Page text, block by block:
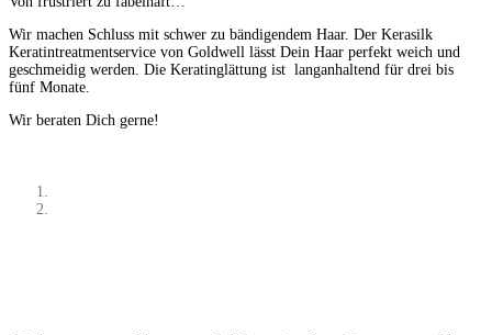
Wir machen Schluss mit schwer zu bändigendem Haar. Der Kerasilk
Keratintreatmentservice von Goldwell lässt Dein Haar perfekt weich und
geschmeidig werden. Die Keratinglättung ist langanhaltend für drei bis
fünf Monate.
Wir beraten Dich gerne!